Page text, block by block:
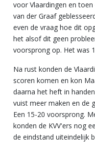
voor Vlaardingen en
van der Graaf
even de vraag hoe dit
het alsof dit geen
voorsprong op. Het was
Na rust konden de
scoren komen en kon
daarna het heft in
vuist meer maken en de
Een 15-20 voorsprong.
konden de KVV'ers nog
de eindstand uiteindelijk